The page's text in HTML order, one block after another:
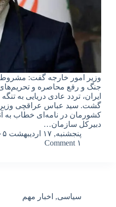
وزیر امور خارجه گفت: مشروط
جنگ و رفع محاصره و تحریم‌های
ایران، تردد عادی دریایی به
گشت. سید عباس عراقچی وزیر
کشورمان در نامه‌ای خطاب به
دبیرکل سازمان…
پنجشنبه, ۱۷ اردیبهشت ۱۴۰۵ – ۲۳:۰۴
۱ Comment
سیاسی, اخبار مهم